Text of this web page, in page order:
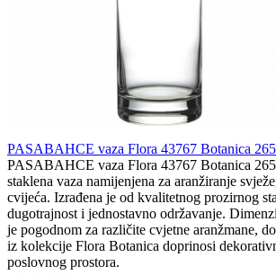
PASABAHCE vaza Flora 43767 Botanica
PASABAHCE vaza Flora 43767 Botanica
staklena vaza namijenjena za aranžiranje
cvijeća. Izrađena je od kvalitetnog prozirnog
dugotrajnost i jednostavno održavanje.
je pogodnom za različite cvjetne aranžmane,
iz kolekcije Flora Botanica doprinosi
poslovnog prostora.